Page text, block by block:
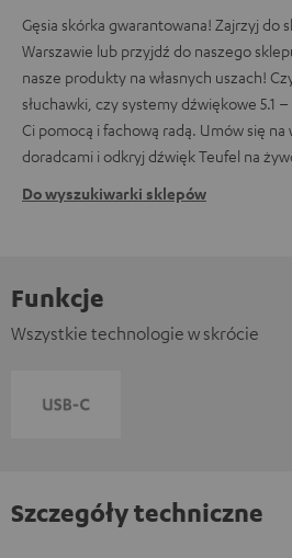
Gęsia skórka gwarantowana! Zajrzyj do
Warszawie lub przyjdź do naszego
nasze produkty na własnych uszach!
słuchawki, czy systemy dźwiękowe 5.1
Ci pomocą i fachową radą. Umów się na
doradcami i odkryj dźwięk Teufel na
Do wyszukiwarki sklepów
Funkcje
Wszystkie technologie w skrócie
Szczegóły techniczne